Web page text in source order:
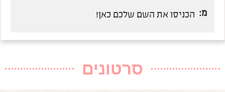
מ: הכניסו את השם שלכם כאן!
סרטונים